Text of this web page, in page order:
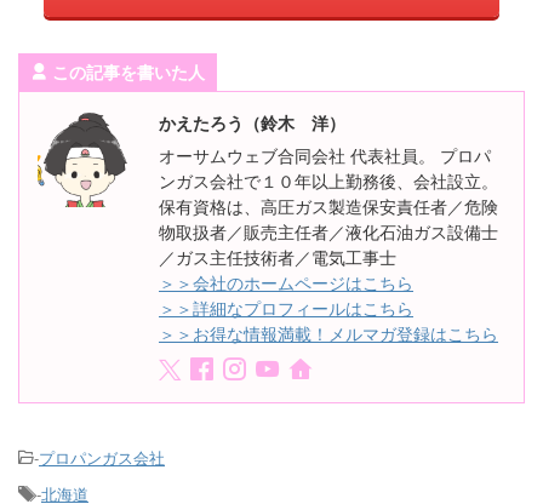
この記事を書いた人
かえたろう（鈴木 洋）
オーサムウェブ合同会社 代表社員。 プロパ
ンガス会社で１０年以上勤務後、会社設立。
保有資格は、高圧ガス製造保安責任者／危険
物取扱者／販売主任者／液化石油ガス設備士
／ガス主任技術者／電気工事士
＞＞会社のホームページはこちら
＞＞詳細なプロフィールはこちら
＞＞お得な情報満載！メルマガ登録はこちら
-プロパンガス会社
-北海道